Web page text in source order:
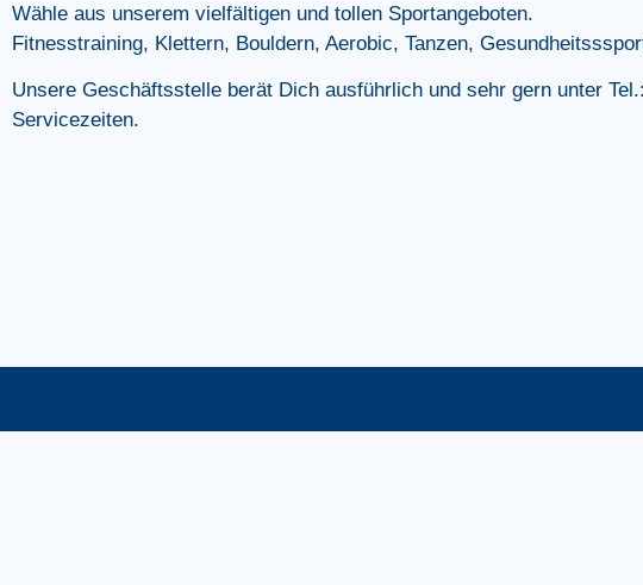
Wähle aus unserem vielfältigen und tollen Sportangeboten.
Fitnesstraining, Klettern, Bouldern, Aerobic, Tanzen,
Unsere Geschäftsstelle berät Dich ausführlich und sehr gern unter
Servicezeiten.